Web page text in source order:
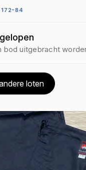
172-84
bod uitgebracht
loten